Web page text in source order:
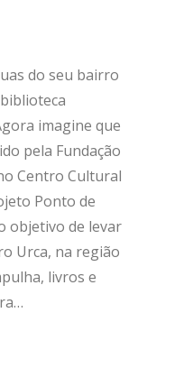
do seu bairro
imagine que
pela Fundação
Centro Cultural
Ponto de
objetivo de levar
Urca, na região
livros e